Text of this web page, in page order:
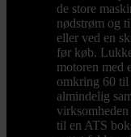
de store
nødstrøm og
eller ved en
før køb.
motoren med
omkring 60 til
almindelig
til en ATS